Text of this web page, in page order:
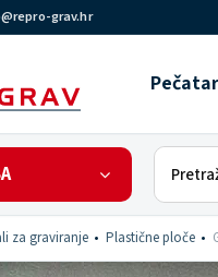
grav.hr
za graviranje Plastične ploče